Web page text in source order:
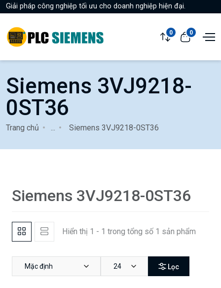
Giải pháp công nghiệp tối ưu cho doanh nghiệp hiện đại.
0 0
Siemens 3VJ9218-
0ST36
Trang chủ Siemens 3VJ9218-0ST36
Siemens 3VJ9218-0ST36
Hiển thị 1 - 1 trong tổng số 1 sản phẩm
Mặc định 24 Lọc